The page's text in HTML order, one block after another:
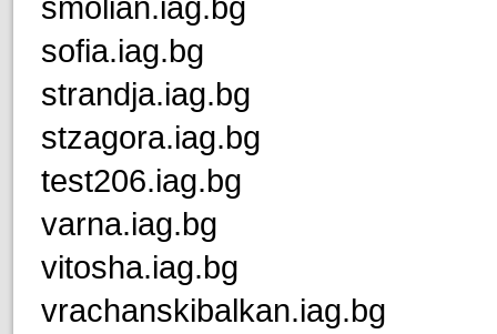
sofia.iag.bg
strandja.iag.bg
stzagora.iag.bg
test206.iag.bg
varna.iag.bg
vitosha.iag.bg
vrachanskibalkan.iag.bg